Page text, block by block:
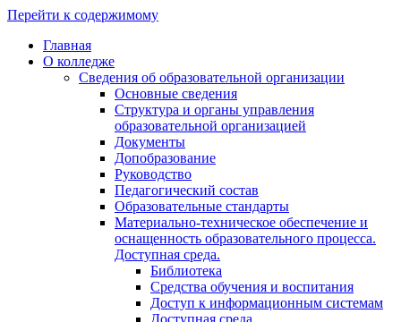
Перейти к содержимому
Главная
О колледже
Сведения об образовательной организации
Основные сведения
Структура и органы управления
образовательной организацией
Документы
Допобразование
Руководство
Педагогический состав
Образовательные стандарты
Материально-техническое обеспечение и
оснащенность образовательного процесса.
Доступная среда.
Библиотека
Средства обучения и воспитания
Доступ к информационным системам
Доступная среда